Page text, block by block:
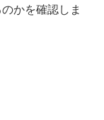
かを確認しま